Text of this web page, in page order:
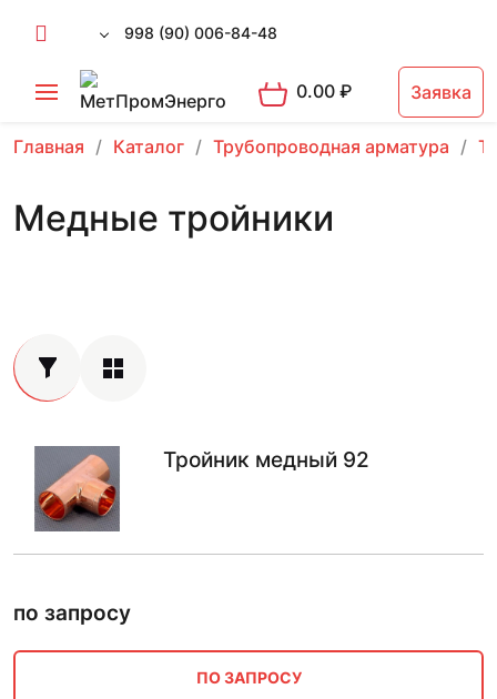
998 (90) 006-84-48
0.00₽ Заявка
Главная Каталог Трубопроводная арматура
Медные тройники
Тройник медный 92
по запросу
ПО ЗАПРОСУ